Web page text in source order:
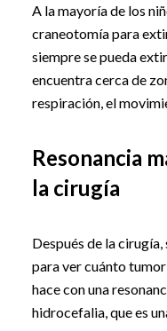
A la mayoría de los
craneotomía para
siempre se pueda
encuentra cerca de
respiración, el
Resonancia
la cirugía
Después de la
para ver cuánto
hace con una
hidrocefalia, que es